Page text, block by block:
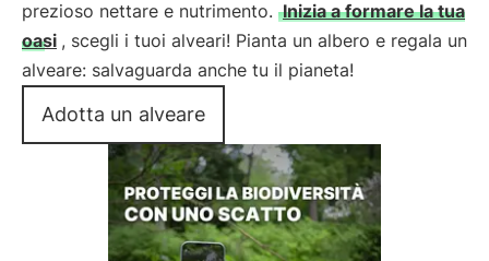
prezioso nettare e nutrimento. Inizia a formare la tua
oasi , scegli i tuoi alveari! Pianta un albero e regala un
alveare: salvaguarda anche tu il pianeta!
Adotta un alveare